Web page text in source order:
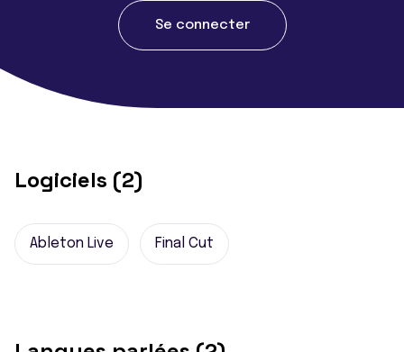
Se connecter
Logiciels (2)
Ableton Live Final Cut